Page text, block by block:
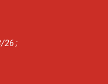
26 ;